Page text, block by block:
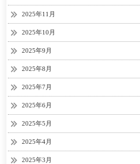
2025年11月
2025年10月
2025年9月
2025年8月
2025年7月
2025年6月
2025年5月
2025年4月
2025年3月